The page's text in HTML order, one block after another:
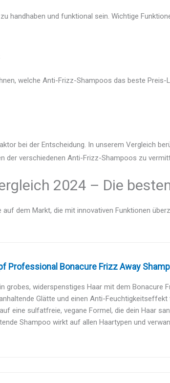
handhaben und funktional sein. Wichtige
welche Anti-Frizz-Shampoos das beste
bei der Entscheidung. In unserem Vergleich
der verschiedenen Anti-Frizz-Shampoos zu
2024 – Die
dem Markt, die mit innovativen Funktionen
Professional Bonacure Frizz Away
grobes, widerspenstiges Haar mit dem Bonacure
Glätte und einen Anti-Feuchtigkeitseffekt
eine sulfatfreie, vegane Formel, die dein Haar
Shampoo wirkt auf allen Haartypen und